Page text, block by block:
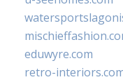
eduwyre.com
retro-